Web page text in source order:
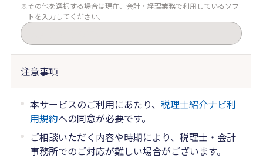
その他を選択する場合は現在、会計・経理業務で利用しているソフ
トを入力してください。
注意事項
本サービスのご利用にあたり、税理士紹介ナビ利
用規約への同意が必要です。
ご相談いただく内容や時期により、税理士・会計
事務所でのご対応が難しい場合がございます。